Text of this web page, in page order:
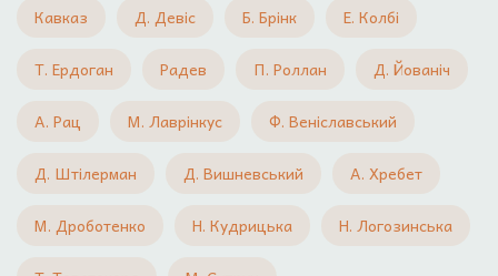
Кавказ Д. Девіс Б. Брінк Е. Колбі
Т. Ердоган Радев П. Роллан Д. Йованіч
А. Рац М. Лаврінкус Ф. Веніславський
Д. Штілерман Д. Вишневський А. Хребет
М. Дроботенко Н. Кудрицька Н. Логозинська